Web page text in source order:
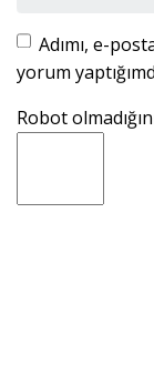
Adımı, e-
yorum
Robot